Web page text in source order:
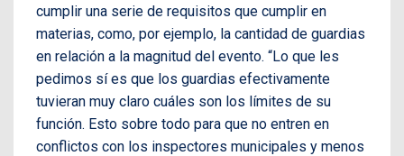
cumplir una serie de requisitos que cumplir en
materias, como, por ejemplo, la cantidad de guardias
en relación a la magnitud del evento. “Lo que les
pedimos sí es que los guardias efectivamente
tuvieran muy claro cuáles son los límites de su
función. Esto sobre todo para que no entren en
conflictos con los inspectores municipales y menos